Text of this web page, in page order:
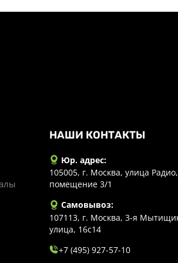
НАШИ КОНТАКТЫ
Юр. адрес:
105005, г. Москва, улица
помещение 3/1
Самовывоз:
107113, г. Москва, 3-я
улица, 16с14
+7 (495) 927-57-10